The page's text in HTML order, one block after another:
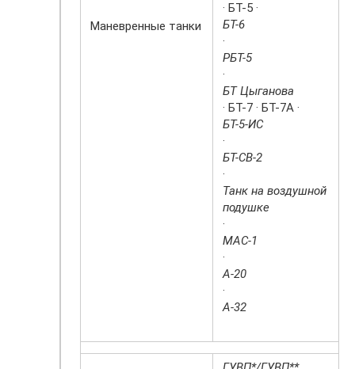
Маневренные танки
· БТ-5 ·
БТ-6
·
РБТ-5
·
БТ Цыганова
· БТ-7 · БТ-7А ·
БТ-5-ИС
·
БТ-СВ-2
·
Танк на воздушной
подушке
·
МАС-1
·
А-20
·
А-32